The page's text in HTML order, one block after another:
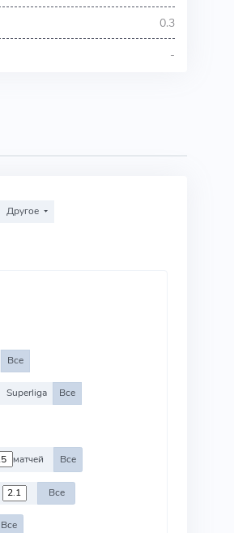
0.3
-
Другое
Все
Superliga Все
матчей Все
Все
Все